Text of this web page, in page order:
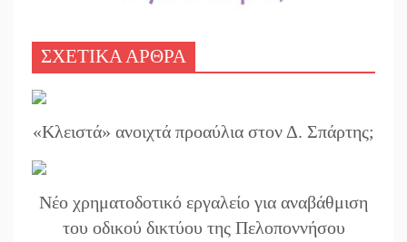
ΣΧΕΤΙΚΑ ΑΡΘΡΑ
«Κλειστά» ανοιχτά προαύλια στον Δ. Σπάρτης;
Νέο χρηματοδοτικό εργαλείο για αναβάθμιση
του οδικού δικτύου της Πελοποννήσου